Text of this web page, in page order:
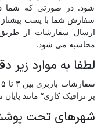
شود. در صورتی که شما
سفارش شما با پست
ارسال سفارشات از
محاسبه می شود.
لطفا به موارد زیر
پر ترافیک کاری“ مانند
شهرهای تحت